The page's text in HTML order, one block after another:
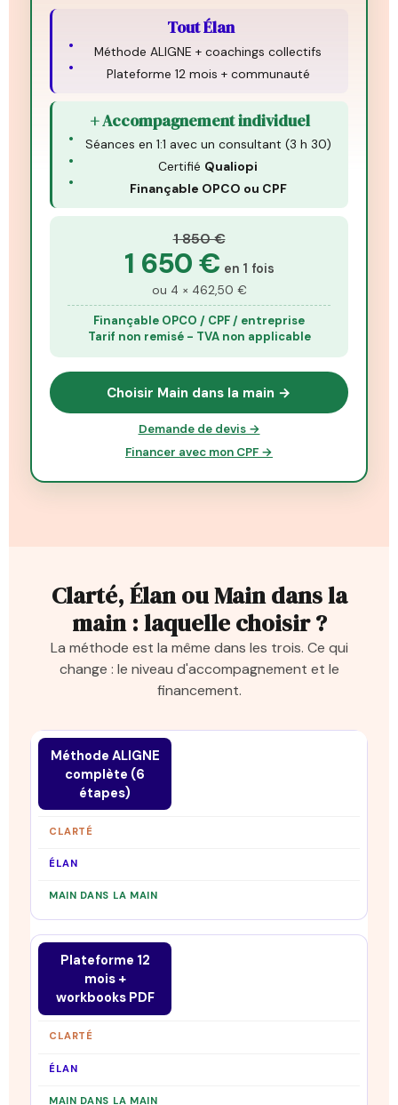
Tout Élan
Méthode ALIGNE + coachings collectifs
Plateforme 12 mois + communauté
+ Accompagnement individuel
Séances en 1:1 avec un consultant (3 h 30)
Certifié Qualiopi
Finançable OPCO ou CPF
1 850 €
1 650 € en 1 fois
ou 4 × 462,50 €
Finançable OPCO / CPF / entreprise
Tarif non remisé - TVA non applicable
Choisir Main dans la main →
Demande de devis →
Financer avec mon CPF →
Clarté, Élan ou Main dans la
main : laquelle choisir ?
La méthode est la même dans les trois. Ce qui
change : le niveau d'accompagnement et le
financement.
Méthode ALIGNE
complète (6
étapes)
Plateforme 12
mois +
workbooks PDF